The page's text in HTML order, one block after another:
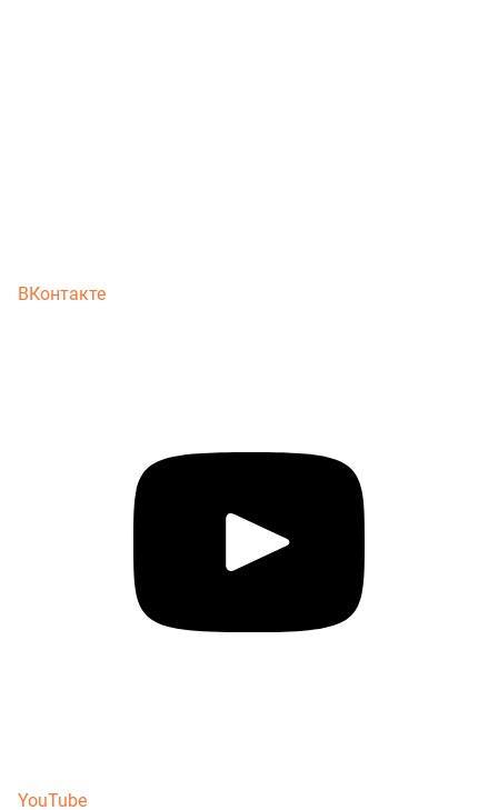
ВКонтакте
YouTube